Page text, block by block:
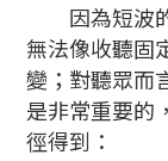
因為短波的
無法像收聽固
變；對聽眾而
是非常重要的
徑得到：